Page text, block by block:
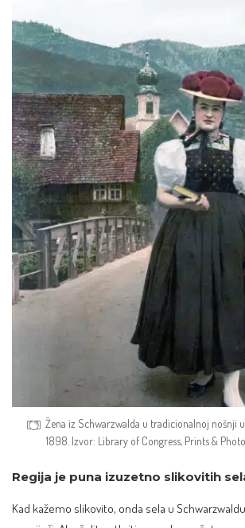
Žena iz Schwarzwalda u tradicionalnoj nošnji
1898. Izvor: Library of Congress, Prints &
Regija je puna izuzetno slikovitih
Kad kažemo slikovito, onda sela u